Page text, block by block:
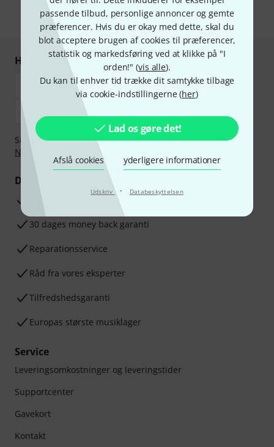
passende tilbud, personlige annoncer og gemte
præferencer. Hvis du er okay med dette, skal du
blot acceptere brugen af cookies til præferencer,
statistik og markedsføring ved at klikke på "I
orden!" (vis alle).
Du kan til enhver tid trække dit samtykke tilbage
via cookie-indstillingerne (her)
Lad os gøre det!
Afslå cookies yderligere informationer
Udskriv · Databeskyttelsen
* Obligatorisk felt
Handl og betal sikkert
Sikker betaling med Bankoverførsel, PayPal,Klarna Betal
Nu
Klarna betaling i rater
Dine fordele
3 års Thomann Garanti
30 dages money back garanti
Reparationsservice
Råd fra vores eksperter
Tilfredshedsgaranti
Europas største musiklager
Service
Leveringsomkostninger og leveringstider
Supportcenter
Gavekort
Kontakt